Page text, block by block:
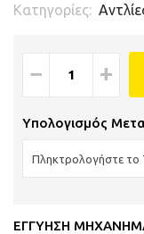
Κατηγορίες:
− +
Υπολογισμός
ΕΓΓΥΗΣΗ